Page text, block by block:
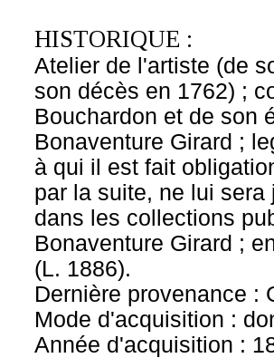
HISTORIQUE :
Atelier de l'artiste (de
son décès en 1762) ;
Bouchardon et de son
Bonaventure Girard ;
à qui il est fait
par la suite, ne lui
dans les collections
Bonaventure Girard ;
(L. 1886).
Dernière provenance :
Mode d'acquisition :
Année d'acquisition :